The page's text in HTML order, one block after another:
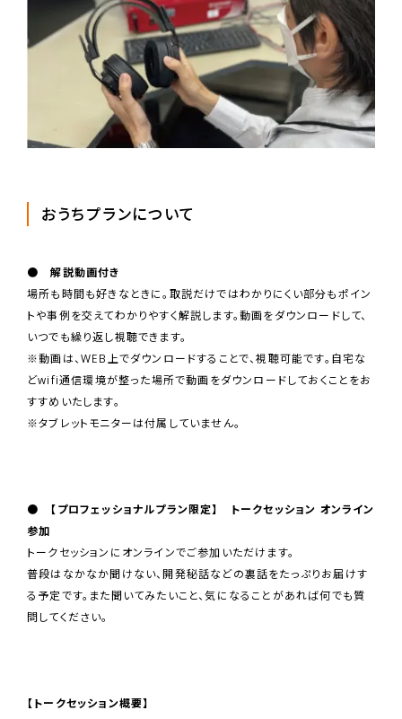
おうちプランについて
● 解説動画付き
場所も時間も好きなときに。取説だけではわかりにくい部分もポイン
トや事例を交えてわかりやすく解説します。動画をダウンロードして、
いつでも繰り返し視聴できます。
※動画は、WEB上でダウンロードすることで、視聴可能です。自宅な
どwifi通信環境が整った場所で動画をダウンロードしておくことをお
すすめいたします。
※タブレットモニターは付属していません。
● 【プロフェッショナルプラン限定】 トークセッション オンライン
参加
トークセッションにオンラインでご参加いただけます。
普段はなかなか聞けない、開発秘話などの裏話をたっぷりお届けす
る予定です。また聞いてみたいこと、気になることがあれば何でも質
問してください。
【トークセッション概要】